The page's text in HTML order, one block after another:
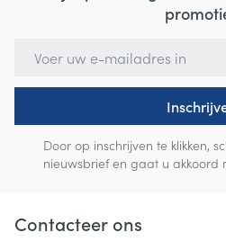
Door op inschrijven te klikken,
nieuwsbrief en gaat u akkoord
Contacteer ons